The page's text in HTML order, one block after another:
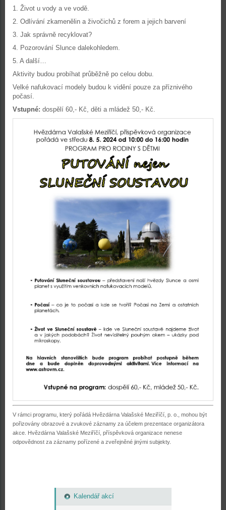
Kalendář akcí
1. Život u vody a ve vodě.
2. Odlívání zkamenělin a živočichů z forem a jejich barvení
3. Jak správně recyklovat?
4. Pozorování Slunce dalekohledem.
5. A další…
Aktivity budou probíhat průběžně po celou dobu.
Velké nafukovací modely budou k vidění pouze za příznivého
počasí.
Vstupné: dospělí 60,- Kč, děti a mládež 50,- Kč.
V rámci programu, který pořádá Hvězdárna Valašské Meziříčí, p. o., mohou být
pořizovány obrazové a zvukové záznamy za účelem prezentace organizátora
akce. Hvězdárna Valašské Meziříčí, příspěvková organizace nenese
odpovědnost za záznamy pořízené a zveřejněné jinými subjekty.